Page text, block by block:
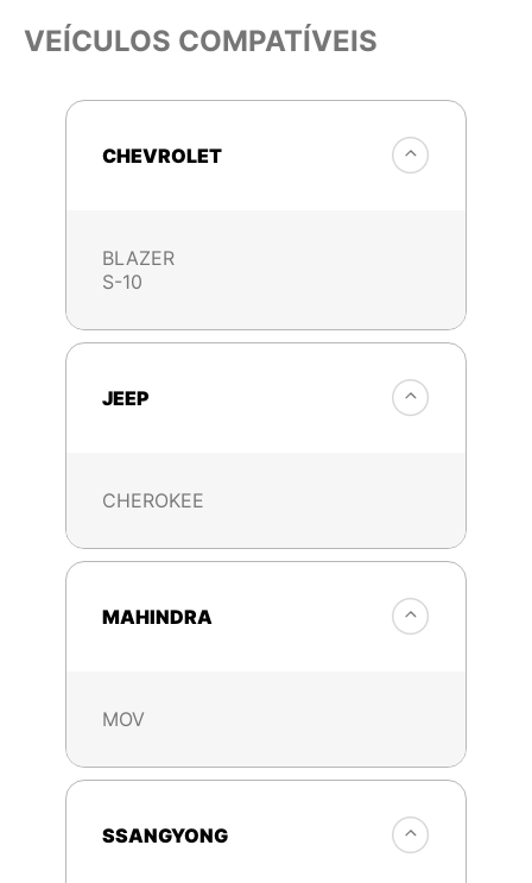
VEÍCULOS COMPATÍVEIS
CHEVROLET
BLAZER
S-10
JEEP
CHEROKEE
MAHINDRA
MOV
SSANGYONG